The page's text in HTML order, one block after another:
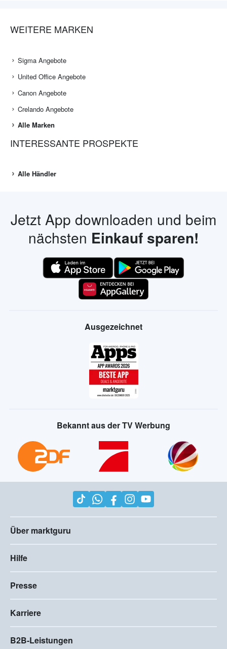
WEITERE MARKEN
Sigma Angebote
United Office Angebote
Canon Angebote
Crelando Angebote
Alle Marken
INTERESSANTE PROSPEKTE
Alle Händler
Jetzt App downloaden und beim
nächsten Einkauf sparen!
Ausgezeichnet
Bekannt aus der TV Werbung
Über marktguru
Hilfe
Presse
Karriere
B2B-Leistungen